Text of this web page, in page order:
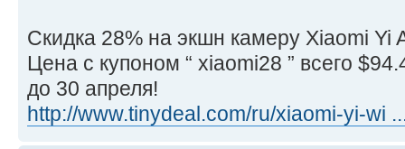
Скидка 28% на экшн камеру Xiaomi Yi
Цена с купоном “ xiaomi28 ” всего
до 30 апреля!
http://www.tinydeal.com/ru/xiaomi-yi-wi